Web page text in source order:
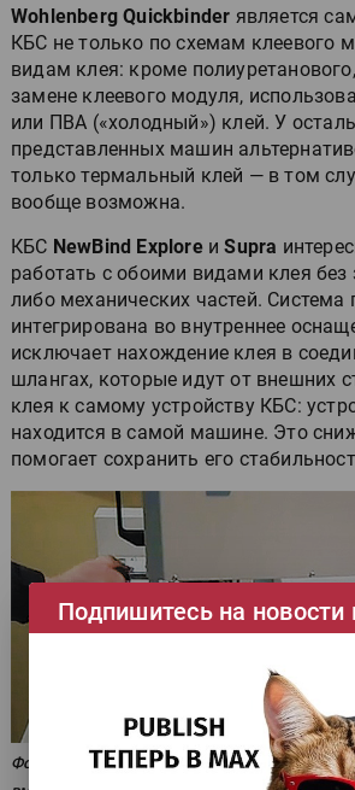
Wohlenberg Quickbinder является
КБС не только по схемам клеевого
видам клея: кроме
замене клеевого модуля,
или ПВА («холодный») клей. У
представленных машин
только термальный клей — в том
вообще возможна.
КБС NewBind Explore иSupra
работать с обоими видами клея
либо механических частей. Система
интегрирована во внутреннее
исключает нахождение клея в
шлангах, которые идут от внешних
клея к самому устройству КБС:
находится в самой машине. Это
помогает сохранить его
Фото поворотного клеевого верхнего
Подпишитесь на